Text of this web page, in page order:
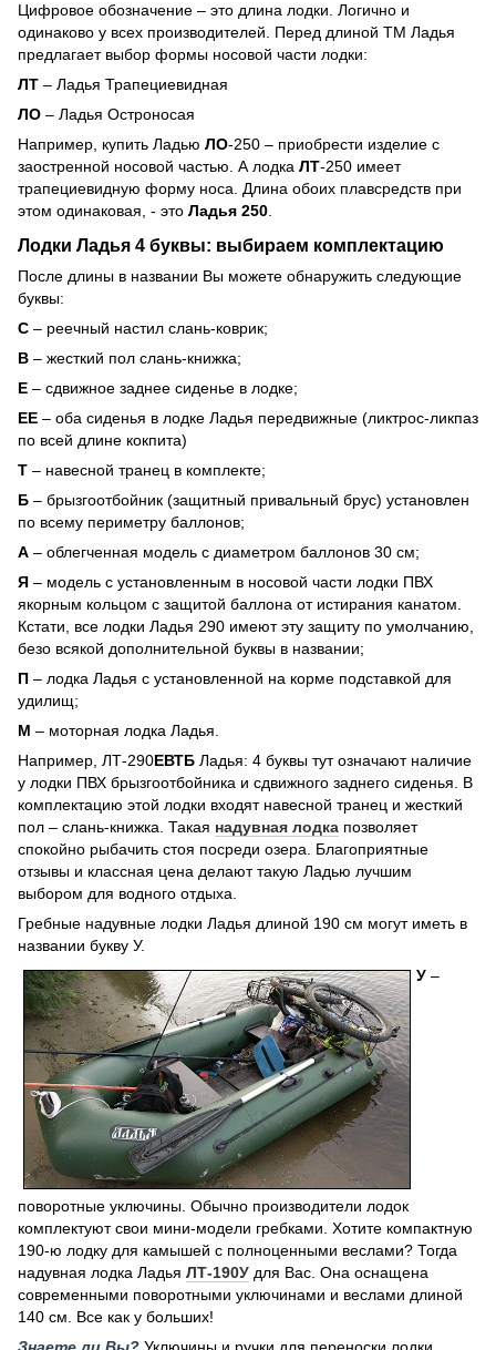
Цифровое обозначение – это длина лодки. Логично и
одинаково у всех производителей. Перед длиной ТМ Ладья
предлагает выбор формы носовой части лодки:
ЛТ – Ладья Трапециевидная
ЛО – Ладья Остроносая
Например, купить Ладью ЛО-250 – приобрести изделие с
заостренной носовой частью. А лодка ЛТ-250 имеет
трапециевидную форму носа. Длина обоих плавсредств при
этом одинаковая, - это Ладья 250.
Лодки Ладья 4 буквы: выбираем комплектацию
После длины в названии Вы можете обнаружить следующие
буквы:
С – реечный настил слань-коврик;
В – жесткий пол слань-книжка;
Е – сдвижное заднее сиденье в лодке;
ЕЕ – оба сиденья в лодке Ладья передвижные (ликтрос-ликпаз
по всей длине кокпита)
Т – навесной транец в комплекте;
Б – брызгоотбойник (защитный привальный брус) установлен
по всему периметру баллонов;
А – облегченная модель с диаметром баллонов 30 см;
Я – модель с установленным в носовой части лодки ПВХ
якорным кольцом с защитой баллона от истирания канатом.
Кстати, все лодки Ладья 290 имеют эту защиту по умолчанию,
безо всякой дополнительной буквы в названии;
П – лодка Ладья с установленной на корме подставкой для
удилищ;
М – моторная лодка Ладья.
Например, ЛТ-290ЕВТБ Ладья: 4 буквы тут означают наличие
у лодки ПВХ брызгоотбойника и сдвижного заднего сиденья. В
комплектацию этой лодки входят навесной транец и жесткий
пол – слань-книжка. Такая надувная лодка позволяет
спокойно рыбачить стоя посреди озера. Благоприятные
отзывы и классная цена делают такую Ладью лучшим
выбором для водного отдыха.
Гребные надувные лодки Ладья длиной 190 см могут иметь в
названии букву У.
У –
поворотные уключины. Обычно производители лодок
комплектуют свои мини-модели гребками. Хотите компактную
190-ю лодку для камышей с полноценными веслами? Тогда
надувная лодка Ладья ЛТ-190У для Вас. Она оснащена
современными поворотными уключинами и веслами длиной
140 см. Все как у больших!
Знаете ли Вы? Уключины и ручки для переноски лодки